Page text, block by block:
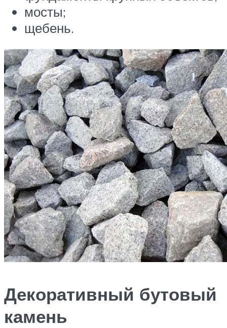
мосты;
щебень.
Декоративный бутовый
камень